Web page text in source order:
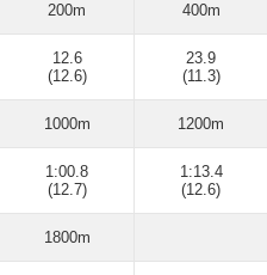
200m 400m
12.6
(12.6)
23.9
(11.3)
1000m 1200m
1:00.8
(12.7)
1:13.4
(12.6)
1800m